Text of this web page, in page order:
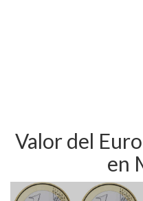
Valor del
en